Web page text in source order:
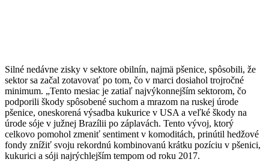
Silné nedávne zisky v sektore obilnín, najmä pšenice, spôsobili, že
sektor sa začal zotavovať po tom, čo v marci dosiahol trojročné
minimum. „Tento mesiac je zatiaľ najvýkonnejším sektorom, čo
podporili škody spôsobené suchom a mrazom na ruskej úrode
pšenice, oneskorená výsadba kukurice v USA a veľké škody na
úrode sóje v južnej Brazílii po záplavách. Tento vývoj, ktorý
celkovo pomohol zmeniť sentiment v komoditách, prinútil hedžové
fondy znížiť svoju rekordnú kombinovanú krátku pozíciu v pšenici,
kukurici a sóji najrýchlejším tempom od roku 2017.